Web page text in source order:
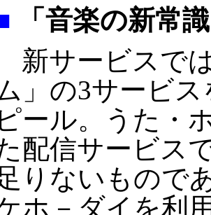
「音楽の新常
新サービスで
」の3サービ
ピール。うた・
配信サービス
りないもので
ホ－ダイを利